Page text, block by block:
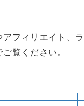
アフィリエイト、ラ
覧ください。